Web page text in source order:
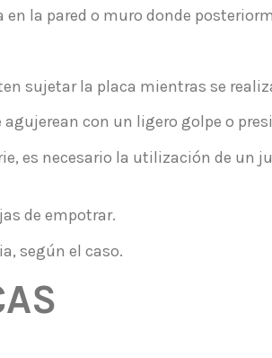
la pared o muro donde
sujetar la placa mientras se
con un ligero golpe o
es necesario la utilización de un
de empotrar.
según el caso.